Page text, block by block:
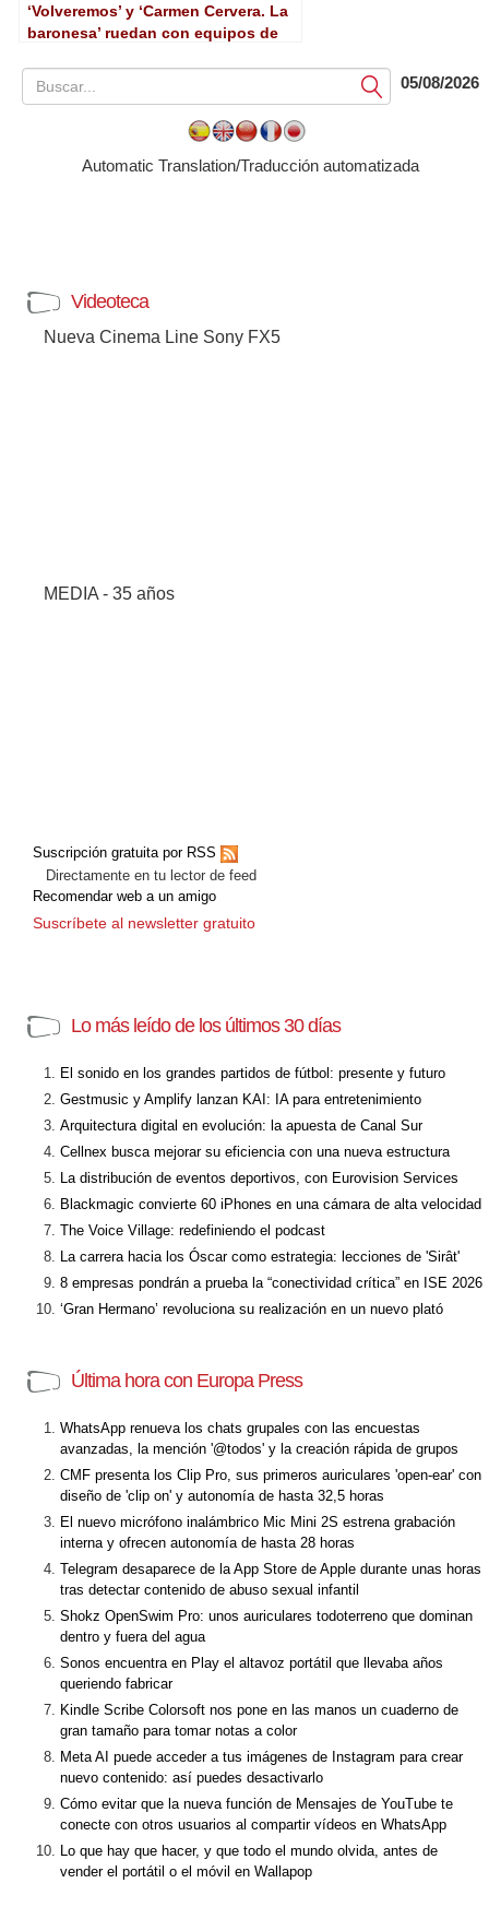
‘Volveremos’ y ‘Carmen Cervera. La
baronesa’ ruedan con equipos de
Submit05/08/2026
Automatic Translation/Traducción automatizada
Videoteca
Nueva Cinema Line Sony FX5
MEDIA - 35 años
Suscripción gratuita por RSS
Directamente en tu lector de feed
Recomendar web a un amigo
Suscríbete al newsletter gratuito
Lo más leído de los últimos 30 días
El sonido en los grandes partidos de fútbol: presente y futuro
Gestmusic y Amplify lanzan KAI: IA para entretenimiento
Arquitectura digital en evolución: la apuesta de Canal Sur
Cellnex busca mejorar su eficiencia con una nueva estructura
La distribución de eventos deportivos, con Eurovision Services
Blackmagic convierte 60 iPhones en una cámara de alta velocidad
The Voice Village: redefiniendo el podcast
La carrera hacia los Óscar como estrategia: lecciones de 'Sirât'
8 empresas pondrán a prueba la “conectividad crítica” en ISE 2026
‘Gran Hermano’ revoluciona su realización en un nuevo plató
Última hora con Europa Press
WhatsApp renueva los chats grupales con las encuestas
avanzadas, la mención '@todos' y la creación rápida de grupos
CMF presenta los Clip Pro, sus primeros auriculares 'open-ear' con
diseño de 'clip on' y autonomía de hasta 32,5 horas
El nuevo micrófono inalámbrico Mic Mini 2S estrena grabación
interna y ofrecen autonomía de hasta 28 horas
Telegram desaparece de la App Store de Apple durante unas horas
tras detectar contenido de abuso sexual infantil
Shokz OpenSwim Pro: unos auriculares todoterreno que dominan
dentro y fuera del agua
Sonos encuentra en Play el altavoz portátil que llevaba años
queriendo fabricar
Kindle Scribe Colorsoft nos pone en las manos un cuaderno de
gran tamaño para tomar notas a color
Meta AI puede acceder a tus imágenes de Instagram para crear
nuevo contenido: así puedes desactivarlo
Cómo evitar que la nueva función de Mensajes de YouTube te
conecte con otros usuarios al compartir vídeos en WhatsApp
Lo que hay que hacer, y que todo el mundo olvida, antes de
vender el portátil o el móvil en Wallapop